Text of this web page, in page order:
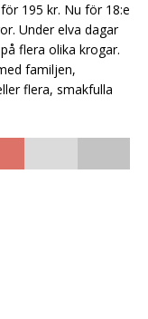
195 kr. Nu för 18:e
Under elva dagar
flera olika krogar.
familjen,
flera, smakfulla